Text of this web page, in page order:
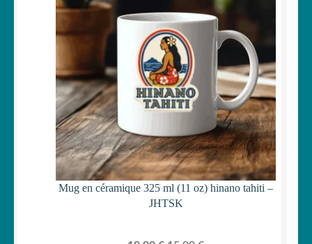
24,99 €.
Mug en céramique 325 ml (11 oz) hinano tahiti –
JHTSK